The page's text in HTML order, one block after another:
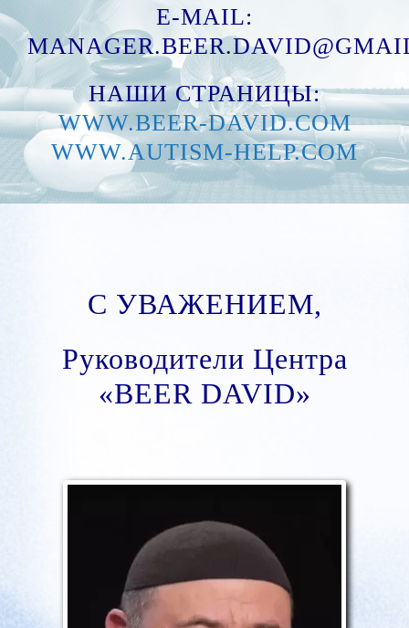
E-MAIL:
НАШИ СТРАНИЦЫ:
WWW.BEER-DAVID.COM
WWW.AUTISM-HELP.COM
С УВАЖЕНИЕМ,
Руководители Центра
«BEER DAVID»